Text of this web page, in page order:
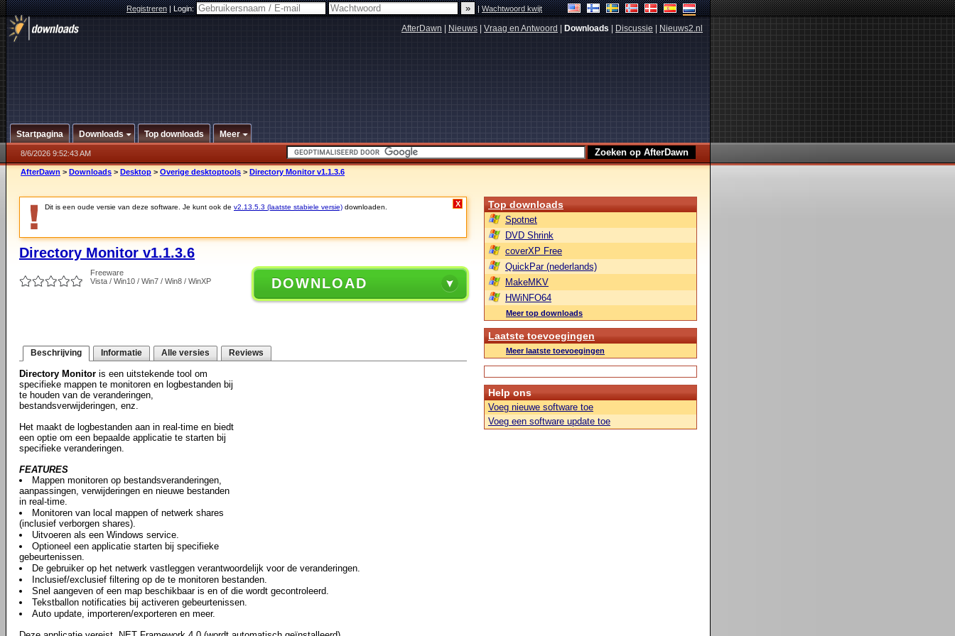
Registreren|Login: |Wachtwoord kwijt
AfterDawn Nieuws Vraag en Antwoord Downloads Discussie Nieuws2.nl
Startpagina Downloads Top downloads Meer
8/6/2026 9:52:43 AM
AfterDawn > Downloads > Desktop > Overige desktoptools > Directory Monitor v1.1.3.6
Dit is een oude versie van deze software. Je kunt ook de v2.13.5.3 (laatste stabiele versie) downloaden. X
Directory Monitor v1.1.3.6
Freeware
Vista / Win10 / Win7 / Win8 / WinXP
DOWNLOAD
Beschrijving Informatie Alle versies Reviews
Directory Monitor is een uitstekende tool om
specifieke mappen te monitoren en logbestanden bij
te houden van de veranderingen,
bestandsverwijderingen, enz.
Het maakt de logbestanden aan in real-time en biedt
een optie om een bepaalde applicatie te starten bij
specifieke veranderingen.
FEATURES
Mappen monitoren op bestandsveranderingen,
aanpassingen, verwijderingen en nieuwe bestanden
in real-time.
Monitoren van local mappen of netwerk shares
(inclusief verborgen shares).
Uitvoeren als een Windows service.
Optioneel een applicatie starten bij specifieke
gebeurtenissen.
De gebruiker op het netwerk vastleggen verantwoordelijk voor de veranderingen.
Inclusief/exclusief filtering op de te monitoren bestanden.
Snel aangeven of een map beschikbaar is en of die wordt gecontroleerd.
Tekstballon notificaties bij activeren gebeurtenissen.
Auto update, importeren/exporteren en meer.
Top downloads
Spotnet
DVD Shrink
coverXP Free
QuickPar (nederlands)
MakeMKV
HWiNFO64
Meer top downloads
Laatste toevoegingen
Meer laatste toevoegingen
Help ons
Voeg nieuwe software toe
Voeg een software update toe